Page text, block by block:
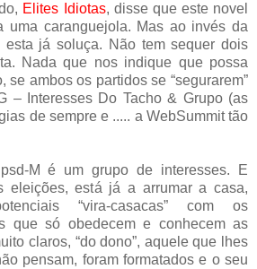
Elites Idiotas, disse que este novel
uma caranguejola. Mas ao invés da
esta já soluça. Não tem sequer dois
Nada que nos indique que possa
se ambos os partidos se “segurarem”
– Interesses Do Tacho & Grupo (as
de sempre e ..... a WebSummit tão
M é um grupo de interesses. E
eleições, está já a arrumar a casa,
“vira-casacas” com os
que só obedecem e conhecem as
claros, “do dono”, aquele que lhes
pensam, foram formatados e o seu